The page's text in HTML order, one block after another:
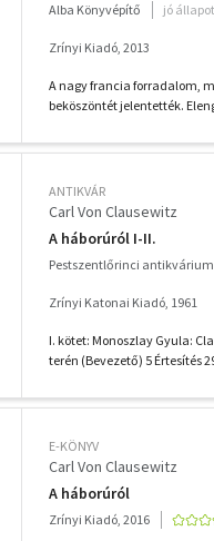
Alba Könyvépítő jó
Zrínyi Kiadó, 2013
A nagy francia forradalom,
beköszöntét jelentették.
ANTIKVÁR
Carl Von Clausewitz
A háborúról I-II.
Pestszentlőrinci antikvárium
Zrínyi Katonai Kiadó, 1961
I. kötet: Monoszlay Gyula:
terén (Bevezető) 5 Értesítés
E-KÖNYV
Carl Von Clausewitz
A háborúról
Zrínyi Kiadó, 2016